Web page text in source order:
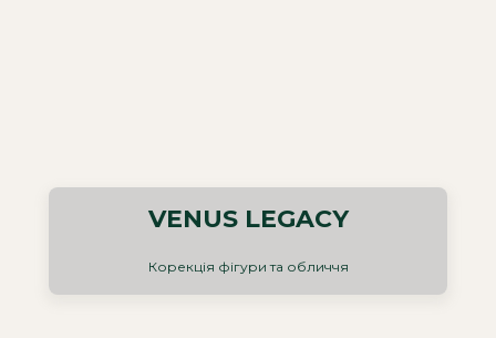
VENUS LEGACY
Корекція фігури та обличчя